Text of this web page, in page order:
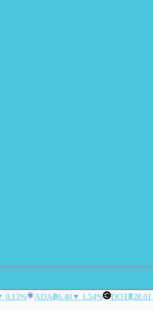
0.13% ADA฿6.40▼ 1.54% DOT฿28.01